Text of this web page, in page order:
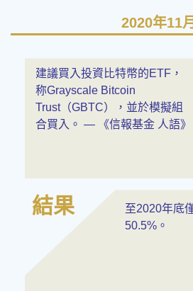
2020年11月
建議買入投資比特幣的ETF，
称Grayscale Bitcoin
Trust（GBTC），並於模擬組
合買入。 — 《信報基金 人語》
結果
至2020年底
50.5%。